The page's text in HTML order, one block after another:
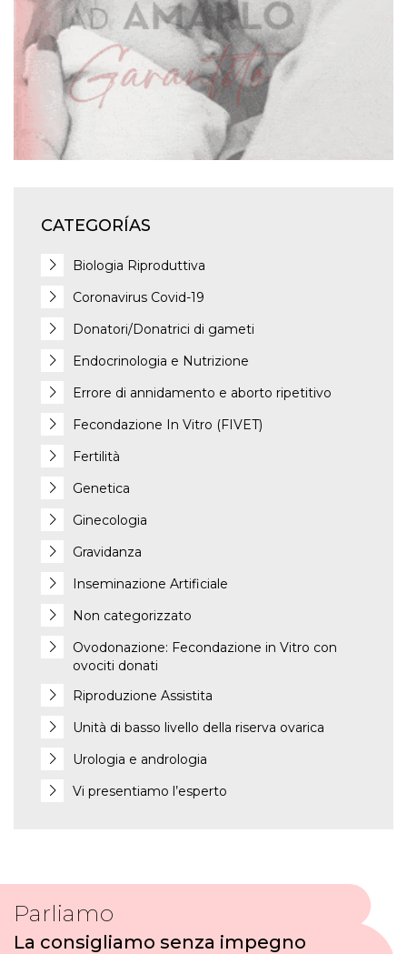
CATEGORÍAS
Biologia Riproduttiva
Coronavirus Covid-19
Donatori/Donatrici di gameti
Endocrinologia e Nutrizione
Errore di annidamento e aborto ripetitivo
Fecondazione In Vitro (FIVET)
Fertilità
Genetica
Ginecologia
Gravidanza
Inseminazione Artificiale
Non categorizzato
Ovodonazione: Fecondazione in Vitro con
ovociti donati
Riproduzione Assistita
Unità di basso livello della riserva ovarica
Urologia e andrologia
Vi presentiamo l’esperto
Parliamo
La consigliamo senza impegno